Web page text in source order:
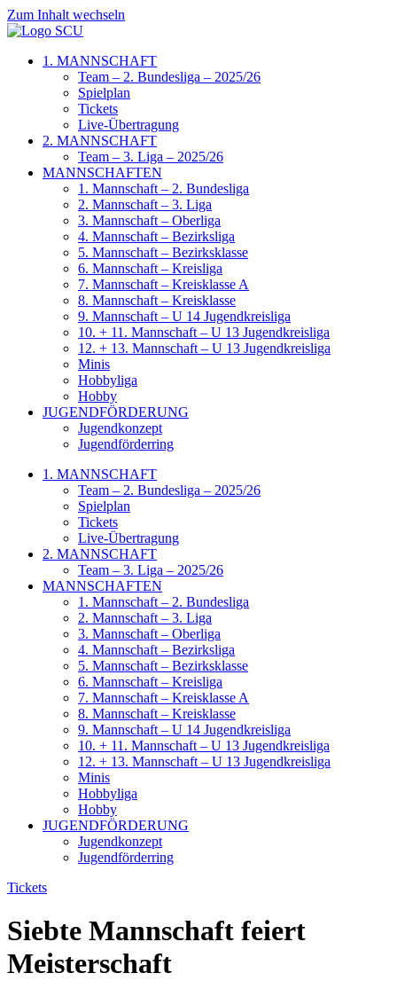
Zum Inhalt wechseln
1. MANNSCHAFT
Team – 2. Bundesliga – 2025/26
Spielplan
Tickets
Live-Übertragung
2. MANNSCHAFT
Team – 3. Liga – 2025/26
MANNSCHAFTEN
1. Mannschaft – 2. Bundesliga
2. Mannschaft – 3. Liga
3. Mannschaft – Oberliga
4. Mannschaft – Bezirksliga
5. Mannschaft – Bezirksklasse
6. Mannschaft – Kreisliga
7. Mannschaft – Kreisklasse A
8. Mannschaft – Kreisklasse
9. Mannschaft – U 14 Jugendkreisliga
10. + 11. Mannschaft – U 13 Jugendkreisliga
12. + 13. Mannschaft – U 13 Jugendkreisliga
Minis
Hobbyliga
Hobby
JUGENDFÖRDERUNG
Jugendkonzept
Jugendförderring
1. MANNSCHAFT
Team – 2. Bundesliga – 2025/26
Spielplan
Tickets
Live-Übertragung
2. MANNSCHAFT
Team – 3. Liga – 2025/26
MANNSCHAFTEN
1. Mannschaft – 2. Bundesliga
2. Mannschaft – 3. Liga
3. Mannschaft – Oberliga
4. Mannschaft – Bezirksliga
5. Mannschaft – Bezirksklasse
6. Mannschaft – Kreisliga
7. Mannschaft – Kreisklasse A
8. Mannschaft – Kreisklasse
9. Mannschaft – U 14 Jugendkreisliga
10. + 11. Mannschaft – U 13 Jugendkreisliga
12. + 13. Mannschaft – U 13 Jugendkreisliga
Minis
Hobbyliga
Hobby
JUGENDFÖRDERUNG
Jugendkonzept
Jugendförderring
Tickets
Siebte Mannschaft feiert
Meisterschaft